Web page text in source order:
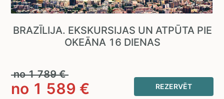
BRAZĪLIJA. EKSKURSIJAS UN ATPŪTA PIE
OKEĀNA 16 DIENAS
no1 789€
no 1 589 € REZERVĒT